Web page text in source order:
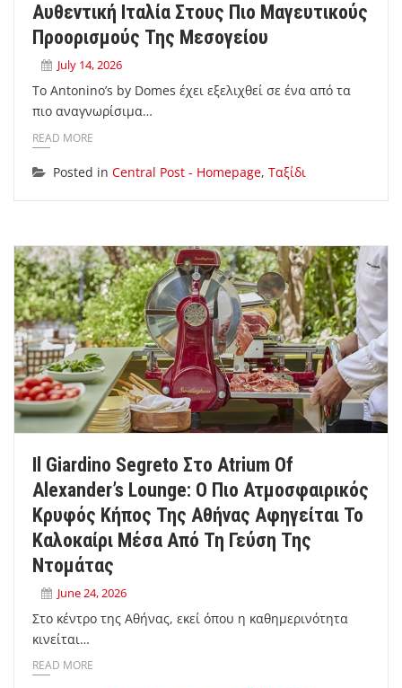
Αυθεντική Ιταλία Στους Πιο Μαγευτικούς
Προορισμούς Της Μεσογείου
July 14, 2026
Το Antonino’s by Domes έχει εξελιχθεί σε ένα από τα
πιο αναγνωρίσιμα…
READ MORE
Posted in Central Post - Homepage, Ταξίδι
Il Giardino Segreto Στο Atrium Of
Alexander’s Lounge: Ο Πιο Ατμοσφαιρικός
Κρυφός Κήπος Της Αθήνας Αφηγείται Το
Καλοκαίρι Μέσα Από Τη Γεύση Της
Ντομάτας
June 24, 2026
Στο κέντρο της Αθήνας, εκεί όπου η καθημερινότητα
κινείται…
READ MORE